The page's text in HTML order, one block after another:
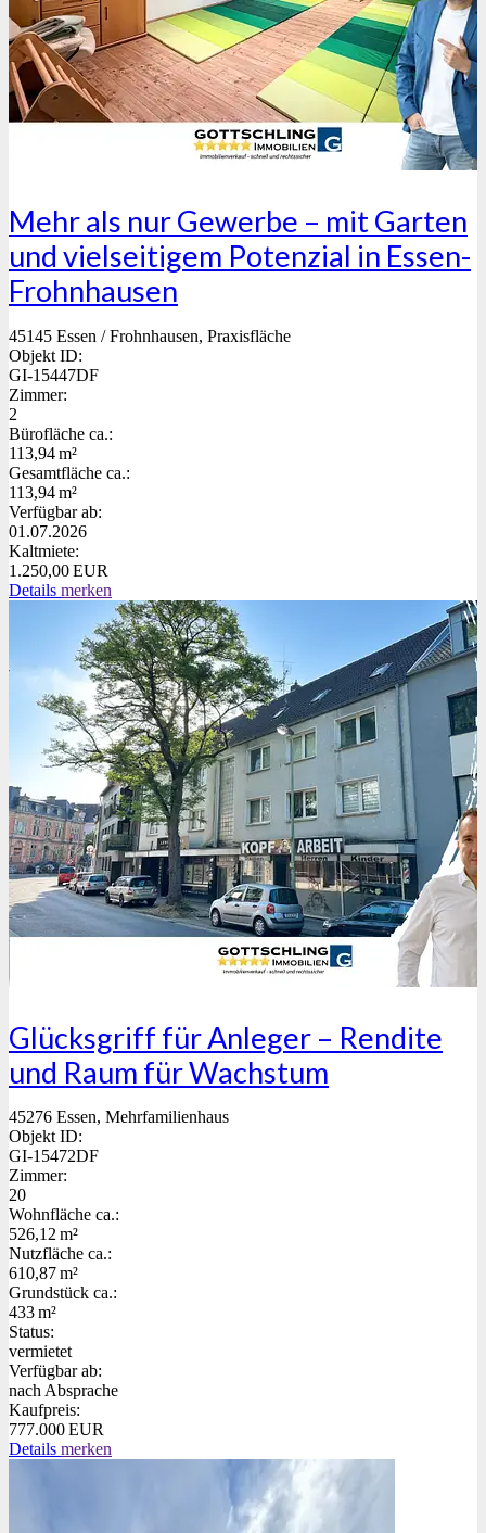
Mehr als nur Gewerbe – mit Garten
und vielseitigem Potenzial in Essen-
Frohnhausen
45145 Essen / Frohnhausen, Praxisfläche
Objekt ID:
GI-15447DF
Zimmer:
2
Bürofläche ca.:
113,94 m²
Gesamtfläche ca.:
113,94 m²
Verfügbar ab:
01.07.2026
Kaltmiete:
1.250,00 EUR
Details merken
Glücksgriff für Anleger – Rendite
und Raum für Wachstum
45276 Essen, Mehrfamilienhaus
Objekt ID:
GI-15472DF
Zimmer:
20
Wohnfläche ca.:
526,12 m²
Nutzfläche ca.:
610,87 m²
Grund­stück ca.:
433 m²
Status:
vermietet
Verfügbar ab:
nach Absprache
Kaufpreis:
777.000 EUR
Details merken